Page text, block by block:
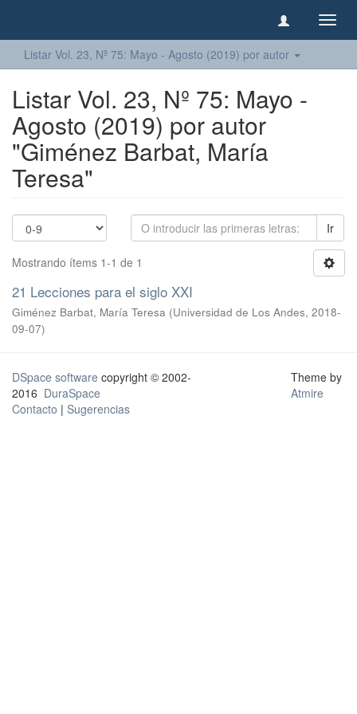
Listar Vol. 23, Nº 75: Mayo - Agosto (2019) por autor
Listar Vol. 23, Nº 75: Mayo -
Agosto (2019) por autor
"Giménez Barbat, María
Teresa"
Ir
Mostrando ítems 1-1 de 1
21 Lecciones para el siglo XXI
Giménez Barbat, María Teresa (Universidad de Los Andes, 2018-
09-07)
DSpace software copyright © 2002-
2016 DuraSpace
Contacto | Sugerencias
Theme by
Atmire